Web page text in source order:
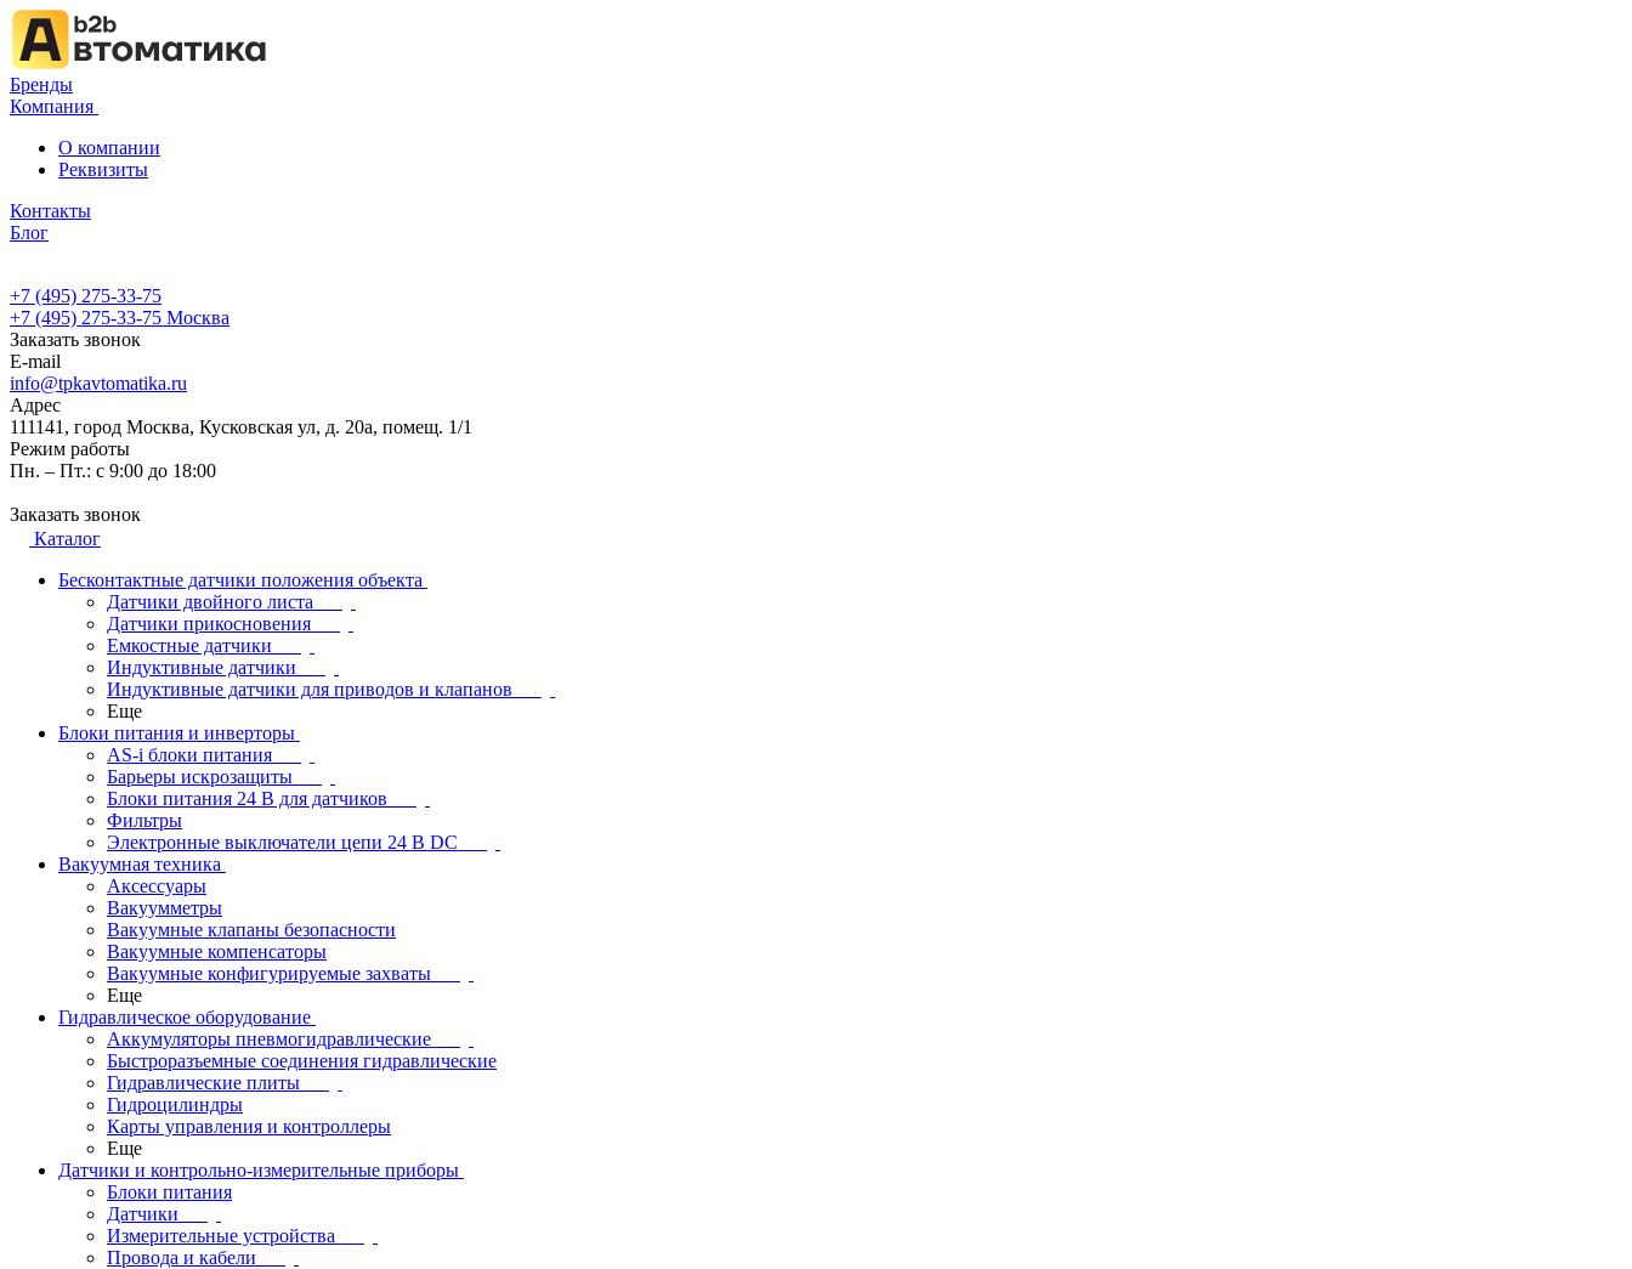
Бренды
Компания
О компании
Реквизиты
Контакты
Блог
+7 (495) 275-33-75
+7 (495) 275-33-75 Москва
Заказать звонок
E-mail
info@tpkavtomatika.ru
Адрес
111141, город Москва, Кусковская ул, д. 20а, помещ. 1/1
Режим работы
Пн. – Пт.: с 9:00 до 18:00
Заказать звонок
Каталог
Бесконтактные датчики положения объекта
Датчики двойного листа
Датчики прикосновения
Емкостные датчики
Индуктивные датчики
Индуктивные датчики для приводов и клапанов
Еще
Блоки питания и инверторы
AS-i блоки питания
Барьеры искрозащиты
Блоки питания 24 В для датчиков
Фильтры
Электронные выключатели цепи 24 В DC
Вакуумная техника
Аксессуары
Вакуумметры
Вакуумные клапаны безопасности
Вакуумные компенсаторы
Вакуумные конфигурируемые захваты
Еще
Гидравлическое оборудование
Аккумуляторы пневмогидравлические
Быстроразъемные соединения гидравлические
Гидравлические плиты
Гидроцилиндры
Карты управления и контроллеры
Еще
Датчики и контрольно-измерительные приборы
Блоки питания
Датчики
Измерительные устройства
Провода и кабели